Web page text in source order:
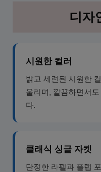
디자
시원한 컬러
밝고 세련된 시원한
울리며, 깔끔하면서
다.
클래식 싱글 자켓
단정한 라펠과 플랩